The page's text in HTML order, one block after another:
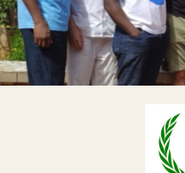
Ya estamos de vuelta la 49ª
no con pocas incidencias.
Para empezar a falta de 1 semana,
traumatólogo, la Dra Rosa Ezquerro
rápida recuperación y que muy pronto